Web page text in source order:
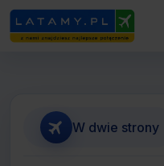
W dwie strony